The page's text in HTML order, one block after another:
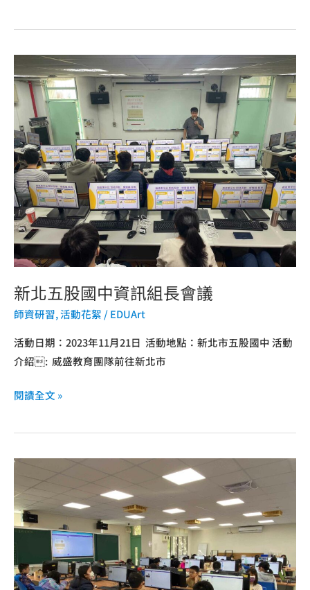
新北五股國中資訊組長會議
師資研習,活動花絮 /EDUArt
活動日期：2023年11月21日 活動地點：新北市五股國中 活動
介紹: 威盛教育團隊前往新北市
北
五
國
中
資
訊
組
長
會
議
閱讀全文 »
台
市
大
國
中